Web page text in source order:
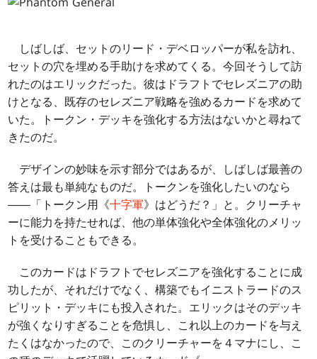
しばしば、セットのリード・デベロッパーが私を訪れ、
セットの穴を埋める手助けを求めてくる。今回そうして訪
れたのはエリックだった。彼はドラフトでセレズニアの助
けとなる、既存のセレズニア戦略を強めるカードを求めて
いた。トークン・デッキを強化する方法はないかと尋ねて
きたのだ。
デザインの妙味を示す部分ではあるが、しばしば最善の
答えは最も単純なものだ。トークンを強化したいのなら
――「トークン用《十字軍》はどうだ？」と。クリーチャ
ーに能力を持たせれば、他の単体強化や全体強化のメリッ
トを受けることもできる。
このカードはドラフトでセレズニアを強化することに成
功したが、それだけでなく、構築でもイニストラードのス
ピリット・デッキにも投入された。エリックはそのデッキ
が強くなりすぎることを危惧し、これ以上のカードを与え
たくはなかったので、このクリーチャーを４マナにし、こ